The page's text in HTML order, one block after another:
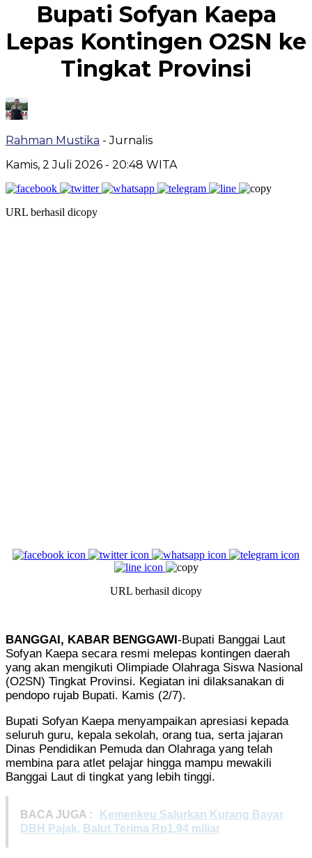
Bupati Sofyan Kaepa
Lepas Kontingen O2SN ke
Tingkat Provinsi
Rahman Mustika - Jurnalis
Kamis, 2 Juli 2026 - 20:48 WITA
URL berhasil dicopy
URL berhasil dicopy
BANGGAI, KABAR BENGGAWI-Bupati Banggai Laut
Sofyan Kaepa secara resmi melepas kontingen daerah
yang akan mengikuti Olimpiade Olahraga Siswa Nasional
(O2SN) Tingkat Provinsi. Kegiatan ini dilaksanakan di
pendopo rujab Bupati. Kamis (2/7).
Bupati Sofyan Kaepa menyampaikan apresiasi kepada
seluruh guru, kepala sekolah, orang tua, serta jajaran
Dinas Pendidikan Pemuda dan Olahraga yang telah
membina para atlet pelajar hingga mampu mewakili
Banggai Laut di tingkat yang lebih tinggi.
BACA JUGA :
Kemenkeu Salurkan Kurang Bayar
DBH Pajak, Balut Terima Rp1,94 miliar